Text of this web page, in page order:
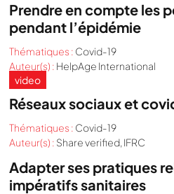
Prendre en compte les
pendant l’épidémie
Thématiques : Covid-19
Auteur(s) : HelpAge International
video
Réseaux sociaux et
Thématiques : Covid-19
Auteur(s) : Share verified, IFRC
Adapter ses pratiques
impératifs sanitaires